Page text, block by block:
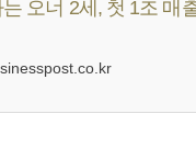
오너 2세, 첫 1조 매